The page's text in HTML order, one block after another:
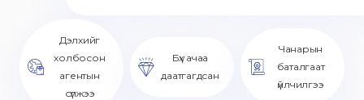
Дэлхийг
холбосон
агентын
сүлжээ
Бүх ачаа
даатгагдсан
Чанарын
баталгаат
үйлчилгээ